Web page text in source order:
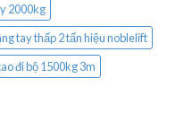
2000kg
tay thấp 2 tấn hiệu noblelift
đi bộ 1500kg 3m